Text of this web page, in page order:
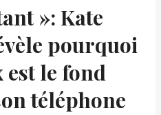
»: Kate
pourquoi
est le fond
téléphone